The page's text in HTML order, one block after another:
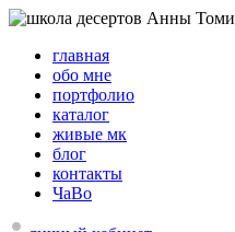
главная
обо мне
портфолио
каталог
живые мк
блог
контакты
ЧаВо